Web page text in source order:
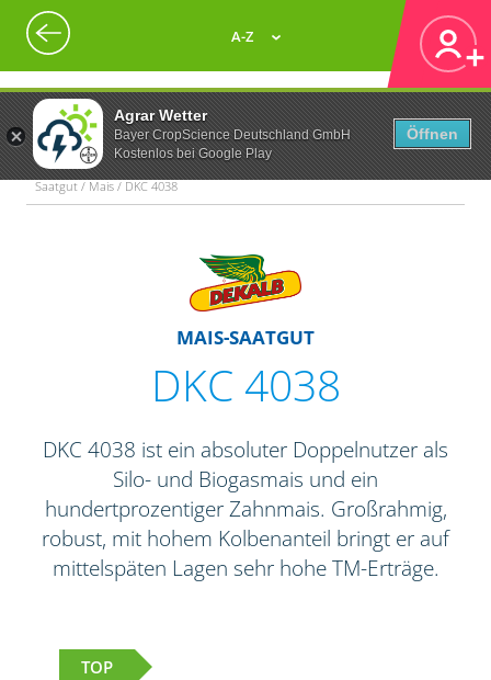
Agrar Wetter
Bayer CropScience Deutschland GmbH
Kostenlos bei Google Play
Öffnen
A-Z
Saatgut / Mais / DKC 4038
MAIS-SAATGUT
DKC 4038
DKC 4038 ist ein absoluter Doppelnutzer als
Silo- und Biogasmais und ein
hundertprozentiger Zahnmais. Großrahmig,
robust, mit hohem Kolbenanteil bringt er auf
mittelspäten Lagen sehr hohe TM-Erträge.
TOP